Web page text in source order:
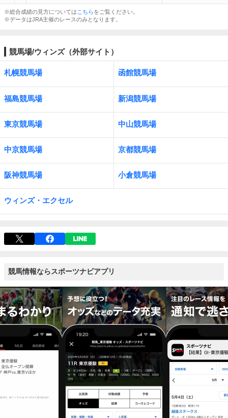
※総合成績の見方については こちらをご覧ください。
※データはJRA主催のレースのみとなります。
競馬場/ウィンズ（外部サイト）
札幌競馬場 函館競馬場
福島競馬場 新潟競馬場
東京競馬場 中山競馬場
中京競馬場 京都競馬場
阪神競馬場 小倉競馬場
ウィンズ・エクセル
競馬情報ならスポーツナビアプリ